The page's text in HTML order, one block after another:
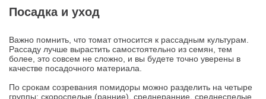
Посадка и уход
Важно помнить, что томат относится к рассадным культурам.
Рассаду лучше вырастить самостоятельно из семян, тем
более, это совсем не сложно, и вы будете точно уверены в
качестве посадочного материала.
По срокам созревания помидоры можно разделить на четыре
группы: скороспелые (ранние), среднеранние, среднеспелые